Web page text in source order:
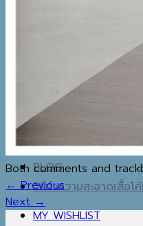
WINTER
WINTER
TRAVEL ESSENTIALS
MAP
IG
REVIEW
BLOG
วิธีทำความสะอาดเสื้อโ
MY WISHLIST
Both comments and
←Previous
Next→